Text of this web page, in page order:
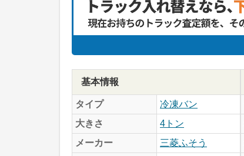
基本情報
タイプ
冷凍バン
大きさ
4トン
メーカー
三菱ふそう